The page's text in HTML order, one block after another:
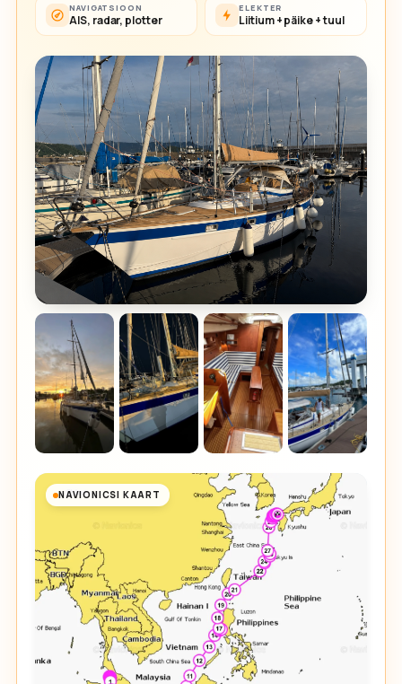
NAVIGATSIOON
AIS, radar, plotter
ELEKTER
Liitium + päike + tuul
NAVIONICSI KAART